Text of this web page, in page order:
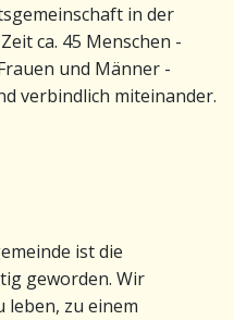
in der
ca. 45 Menschen -
und Männer -
verbindlich miteinander.
ist die
geworden. Wir
leben, zu einem